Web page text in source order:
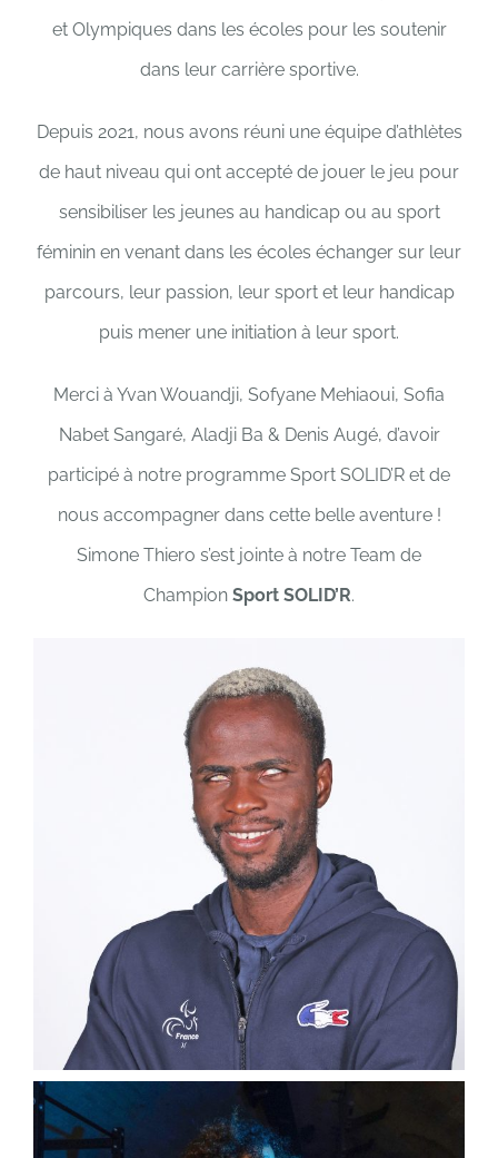
et Olympiques dans les écoles pour les soutenir
dans leur carrière sportive.
Depuis 2021, nous avons réuni une équipe d’athlètes
de haut niveau qui ont accepté de jouer le jeu pour
sensibiliser les jeunes au handicap ou au sport
féminin en venant dans les écoles échanger sur leur
parcours, leur passion, leur sport et leur handicap
puis mener une initiation à leur sport.
Merci à Yvan Wouandji, Sofyane Mehiaoui, Sofia
Nabet Sangaré, Aladji Ba & Denis Augé, d’avoir
participé à notre programme Sport SOLID’R et de
nous accompagner dans cette belle aventure !
Simone Thiero s’est jointe à notre Team de
Champion Sport SOLID’R.